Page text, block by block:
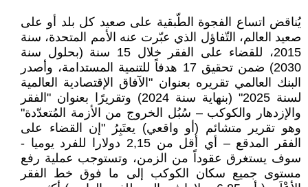
يُناقض اتساع الفجوة الطّبقية على صعيد كل بلد أو على
صعيد العالم، التّفاؤل الذي عبّرت عنه الأمم المتحدة، سنة
2015، للقضاء على الفقر خلال 15 سنة (بحلول سنة
2030) ضمن تحقيق 17 هدفاً للتنمية المستدامة، وأصدر
البنك العالمي تقريره بعنوان "الآفاق الإقتصادية العالمية
لسنة 2025" (بنهاية سنة 2024) وتقريرًا بعنوان "الفقر
والإزدهار والكوكب – سُبُل الخروج من الأزمة المُتعدّدة"
وهو تقرير متشائم (أو واقعي) يعتَبِرُ "إن القضاء على
الفقر المدقع – أي أقل من 2,15 دولارا للفرد يوميا -
سوف يستغرق عقوداً من الزمن، وتستوجب عملية رفع
مستوى جميع سكان الكوكب إلى ما فوق خط الفقر